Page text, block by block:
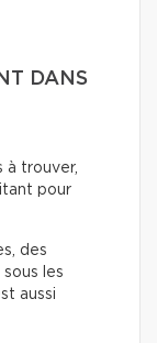
DANS
à trouver,
pour
des
les
aussi